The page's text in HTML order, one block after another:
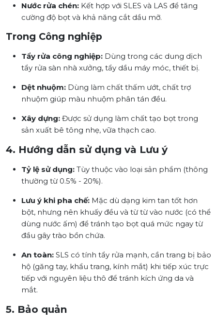
Nước rửa chén: Kết hợp với SLES và LAS để tăng
cường độ bọt và khả năng cắt dầu mỡ.
Trong Công nghiệp
Tẩy rửa công nghiệp: Dùng trong các dung dịch
tẩy rửa sàn nhà xưởng, tẩy dầu máy móc, thiết bị.
Dệt nhuộm: Dùng làm chất thấm ướt, chất trợ
nhuộm giúp màu nhuộm phân tán đều.
Xây dựng: Được sử dụng làm chất tạo bọt trong
sản xuất bê tông nhẹ, vữa thạch cao.
4. Hướng dẫn sử dụng và Lưu ý
Tỷ lệ sử dụng: Tùy thuộc vào loại sản phẩm (thông
thường từ 0.5% - 20%).
Lưu ý khi pha chế: Mặc dù dạng kim tan tốt hơn
bột, nhưng nên khuấy đều và từ từ vào nước (có thể
dùng nước ấm) để tránh tạo bọt quá mức ngay từ
đầu gây trào bồn chứa.
An toàn: SLS có tính tẩy rửa mạnh, cần trang bị bảo
hộ (găng tay, khẩu trang, kính mắt) khi tiếp xúc trực
tiếp với nguyên liệu thô để tránh kích ứng da và
mắt.
5. Bảo quản